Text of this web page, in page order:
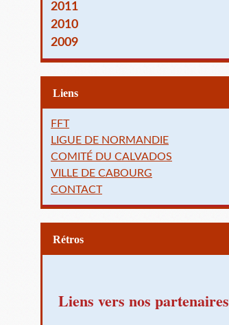
2011
2010
2009
Liens
FFT
LIGUE DE NORMANDIE
COMITÉ DU CALVADOS
VILLE DE CABOURG
CONTACT
Rétros
Liens vers nos partenaires